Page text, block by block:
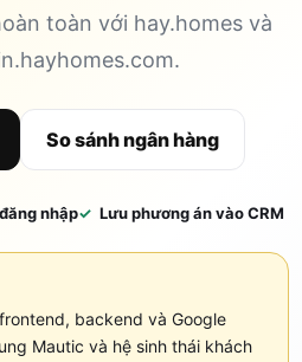
toàn với hay.homes và
So sánh ngân hàng
nhập Lưu phương án vào CRM
backend và Google
Mautic và hệ sinh thái khách